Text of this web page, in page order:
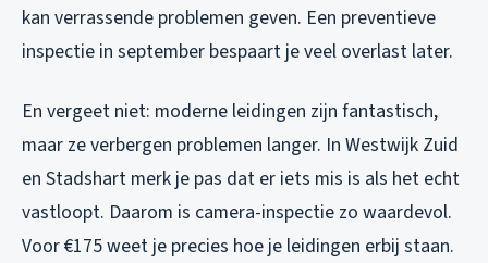
kan verrassende problemen geven. Een preventieve
inspectie in september bespaart je veel overlast later.
En vergeet niet: moderne leidingen zijn fantastisch,
maar ze verbergen problemen langer. In Westwijk Zuid
en Stadshart merk je pas dat er iets mis is als het echt
vastloopt. Daarom is camera-inspectie zo waardevol.
Voor €175 weet je precies hoe je leidingen erbij staan.